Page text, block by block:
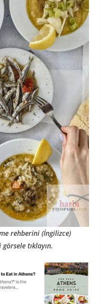
rehberini (İngilizce)
tıklayın.